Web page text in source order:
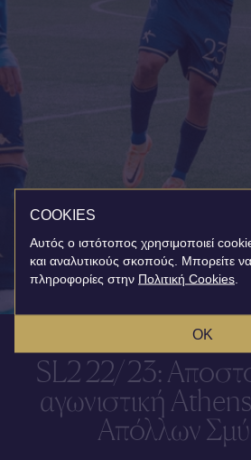
SL2 22/23:
αγωνιστική
Απόλλων
COOKIES
Αυτός ο ιστότοπος χρησιμοποιεί
και αναλυτικούς σκοπούς. Μπορείτε
πληροφορίες στην Πολιτική Cookies
OK